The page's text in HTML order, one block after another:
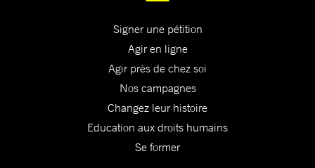
Signer une pétition
Agir en ligne
Agir près de chez soi
Nos campagnes
Changez leur histoire
Education aux droits humains
Se former